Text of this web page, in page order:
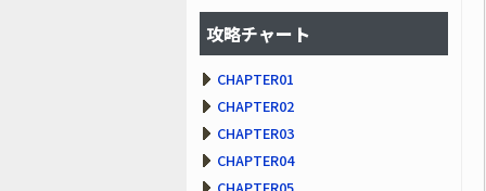
攻略チャート
CHAPTER01
CHAPTER02
CHAPTER03
CHAPTER04